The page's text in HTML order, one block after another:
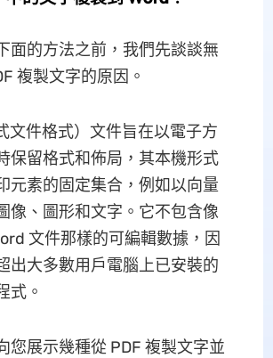
面的方法之前，我們先談談無
複製文字的原因。
文件格式）文件旨在以電子方
保留格式和佈局，其本機形式
元素的固定集合，例如以向量
像、圖形和文字。它不包含像
文件那樣的可編輯數據，因
出大多數用戶電腦上已安裝的
式。
您展示幾種從 PDF 複製文字並